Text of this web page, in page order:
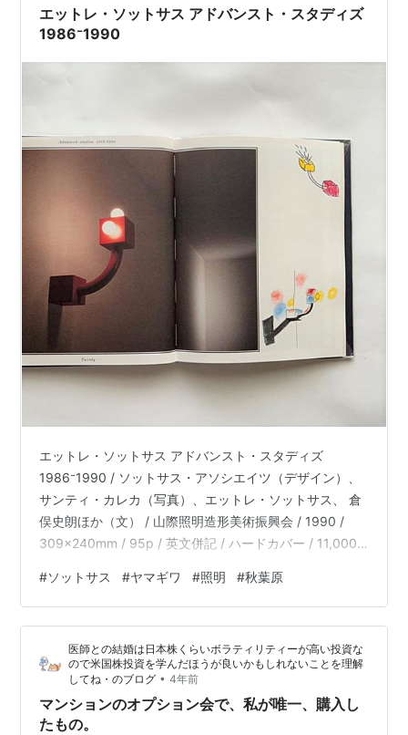
エットレ・ソットサス アドバンスト・スタディズ
1986⁻1990
エットレ・ソットサス アドバンスト・スタディズ
1986⁻1990 / ソットサス・アソシエイツ（デザイン）、
サンティ・カレカ（写真）、エットレ・ソットサス、 倉
俣史朗ほか（文） / 山際照明造形美術振興会 / 1990 /
309x240mm / 95p / 英文併記 / ハードカバー / 11,000
売中です。 hon034.stores.jp 秋葉原の裏通りの 「●●照
明研究所」という 風変りな名前」の店で、 ソットサスの
照明器具を 見たのは、 間違いなく 10年以上は前。 衝撃
的に、 カッコイイと 思ったはず。 馴染み…
#ソットサス #ヤマギワ #照明 #秋葉原
医師との結婚は日本株くらいボラティリティーが高い投資な
ので米国株投資を学んだほうが良いかもしれないことを理解
してね・のブログ • 4年前
マンションのオプション会で、私が唯一、購入し
たもの。